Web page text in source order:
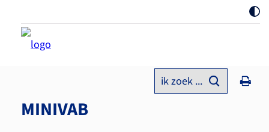
ik zoek ...
MINIVAB